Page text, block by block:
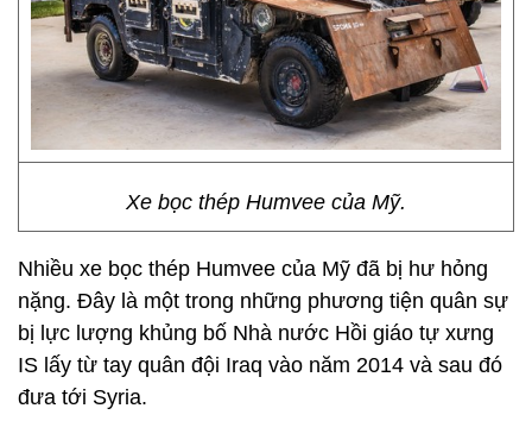
Xe bọc thép Humvee của Mỹ.
Nhiều xe bọc thép Humvee của Mỹ đã bị hư hỏng
nặng. Đây là một trong những phương tiện quân sự
bị lực lượng khủng bố Nhà nước Hồi giáo tự xưng
IS lấy từ tay quân đội Iraq vào năm 2014 và sau đó
đưa tới Syria.